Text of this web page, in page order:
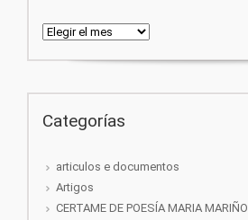
Arquivos
Categorías
articulos e documentos
Artigos
CERTAME DE POESÍA MARIA MARIÑO